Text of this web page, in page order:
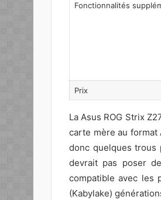
Fonctionnalités
Prix
La Asus ROG Strix
carte mère au format
donc quelques trous
devrait pas poser
compatible avec les
(Kabylake)